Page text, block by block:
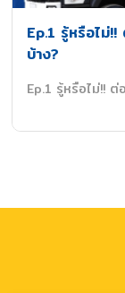
Ep.1 รู้หรือไม่
บ้าง?
Ep.1 รู้หรือไม่!!